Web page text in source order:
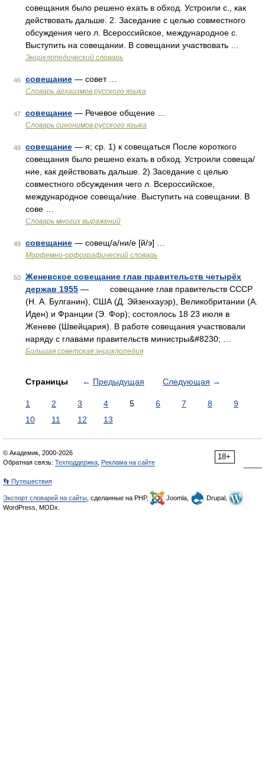
совещания было решено ехать в обход. Устроили с., как
действовать дальше. 2. Заседание с целью совместного
обсуждения чего л. Всероссийское, международное с.
Выступить на совещании. В совещании участвовать …
Энциклопедический словарь
46 совещание — совет …
Cловарь архаизмов русского языка
47 совещание — Речевое общение …
Словарь синонимов русского языка
48 совещание — я; ср. 1) к совещаться После короткого
совещания было решено ехать в обход. Устроили совеща/
ние, как действовать дальше. 2) Заседание с целью
совместного обсуждения чего л. Всероссийское,
международное совеща/ние. Выступить на совещании. В
сове …
Словарь многих выражений
49 совещание — совещ/а/ни/е [й/э] …
Морфемно-орфографический словарь
50
Женевское совещание глав правительств четырёх
держав 1955 — совещание глав правительств СССР
(Н. А. Булганин), США (Д. Эйзенхауэр), Великобритании (А.
Иден) и Франции (Э. Фор); состоялось 18 23 июля в
Женеве (Швейцария). В работе совещания участвовали
наряду с главами правительств министры&#8230; …
Большая советская энциклопедия
Страницы ← Предыдущая Следующая →
1 2 3 4 5 6 7 8
9
10
11 12 13
18+
© Академик, 2000-2026
Обратная связь: Техподдержка Реклама на сайте
👣 Путешествия
Экспорт словарей на сайты , сделанные на PHP, Joomla,
Drupal,
WordPress, MODx.